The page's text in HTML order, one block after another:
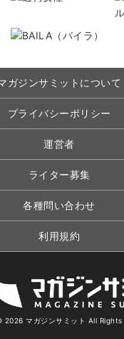
ガジンサミットについて
プライバシーポリシー
運営者
ライター募集
各種問い合わせ
利用規約
マガジンサミット All Rights